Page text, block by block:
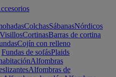
ColchasSábanasNórdicos
VisillosCortinasBarras de cortina
Cojín con relleno
Fundas de sofásPlaids
Alfombras
Alfombras de